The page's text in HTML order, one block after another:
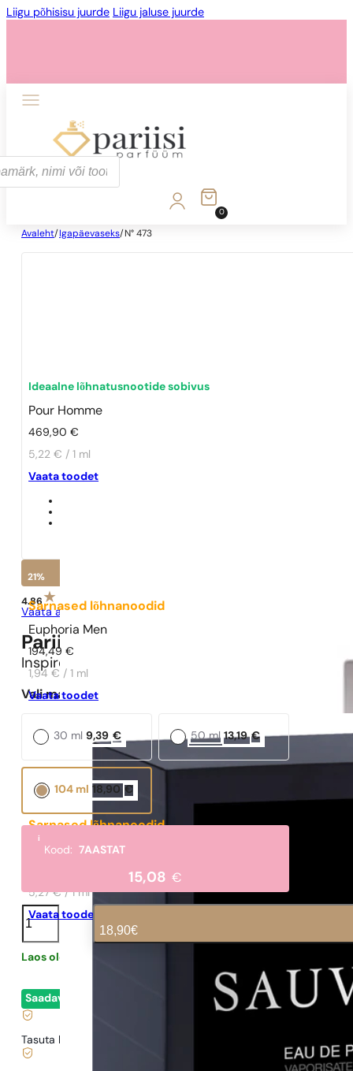
Liigu põhisisu juurde Liigu jaluse juurde
0
Avaleht/ Igapäevaseks/ N° 473
Ideaalne lõhnatusnootide sobivus
Pour Homme
469,90€
5,22 € / 1 ml
Vaata toodet
Sarnased lõhnanoodid
Euphoria Men
194,49€
1,94 € / 1 ml
Vaata toodet
Sarnased lõhnanoodid
Dior | Sauvage EDP
5,27 € / 1 ml
Vaata toodet
21%
4.86
Vaata arvustusi
Pariisi Parfüümid N° 473 -
Inspireeritud
Vali maht:
9,39 €
30 ml 13,19€
50 ml
18,90 €
104 ml
i
Kood:7AASTAT
15,08 €
N°
473
kogus
18,90€
Laos olemas
Saadaval
Tasuta kohaletoimetamine alates